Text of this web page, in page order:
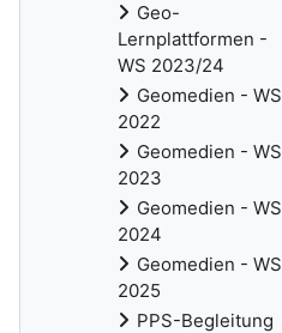
Geo-
Lernplattformen -
WS 2023/24
Geomedien - WS
2022
Geomedien - WS
2023
Geomedien - WS
2024
Geomedien - WS
2025
PPS-Begleitung